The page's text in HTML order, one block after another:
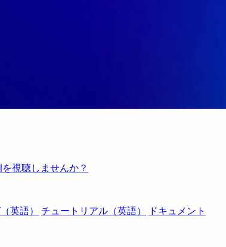
視聴しませんか？
英語） チュートリアル（英語）
ドキュメント